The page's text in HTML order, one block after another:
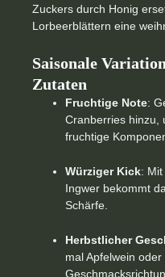
Zuckers durch Honig
Lorbeerblättern eine
Saisonale
Zutaten
Fruchtige Note:
Cranberries hinzu,
fruchtige
Würziger Kick:
Ingwer bekommt
Schärfe.
Herbstlicher
mal Apfelwein